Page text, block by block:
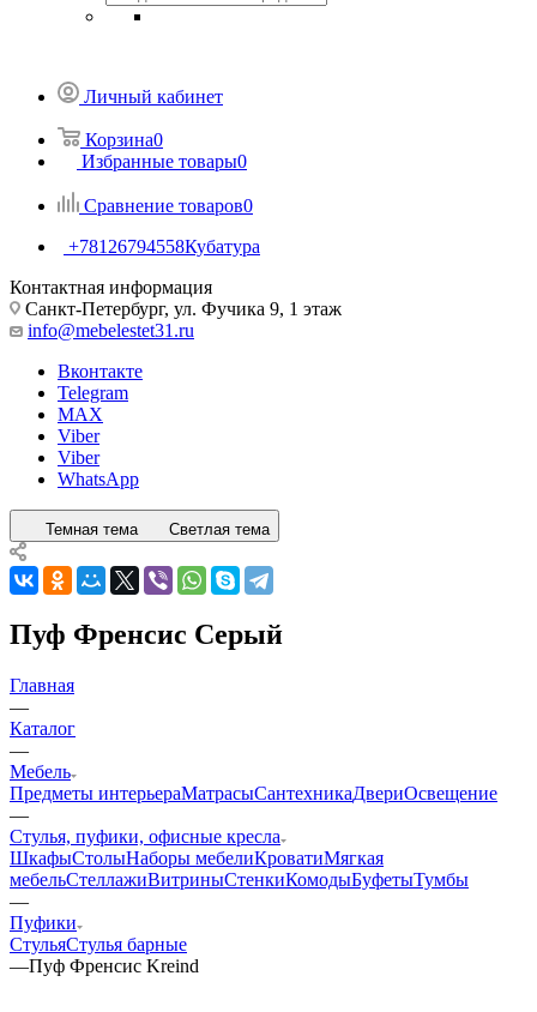
Личный кабинет
Корзина0
Избранные товары0
Сравнение товаров0
+78126794558Кубатура
Контактная информация
Санкт-Петербург, ул. Фучика 9, 1 этаж
info@mebelestet31.ru
Вконтакте
Telegram
MAX
Viber
Viber
WhatsApp
Темная тема Светлая тема
Пуф Френсис Серый
Главная
—
Каталог
—
Мебель
Предметы интерьераМатрасыСантехникаДвериОсвещение
—
Стулья, пуфики, офисные кресла
ШкафыСтолыНаборы мебелиКроватиМягкая
мебельСтеллажиВитриныСтенкиКомодыБуфетыТумбы
—
Пуфики
СтульяСтулья барные
—Пуф Френсис Kreind